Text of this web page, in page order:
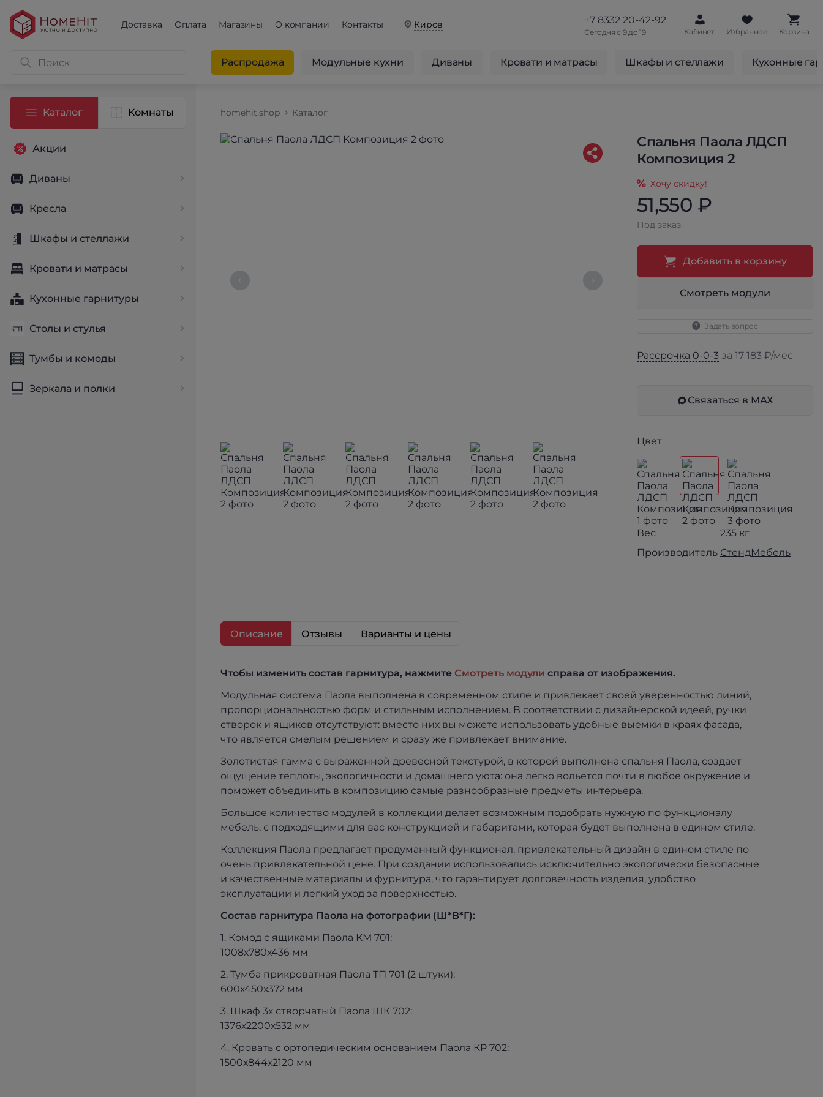
Доставка Оплата Магазины О компании Контакты Киров +7 8332 20-42-92
Сегодня с 9 до 19 Кабинет Избранное Корзина
Распродажа Модульные кухни Диваны Кровати и матрасы Шкафы и стеллажи Кухонные
Каталог Комнаты
Акции
Диваны
Кресла
Шкафы и стеллажи
Кровати и матрасы
Кухонные гарнитуры
Столы и стулья
Тумбы и комоды
Зеркала и полки
homehit.shop Каталог
Спальня Паола ЛДСП
Композиция 2
Хочу скидку!
51,550 ₽
Под заказ
Добавить в корзину
Смотреть модули
Задать вопрос
Рассрочка 0-0-3 за 17 183 ₽/мес
Связаться в МАХ
Цвет
Вес
235 кг
Производитель СтендМебель
Описание Отзывы Варианты и цены
Чтобы изменить состав гарнитура, нажмите Смотреть модули справа от изображения.
Модульная система Паола выполнена в современном стиле и привлекает своей уверенностью линий,
пропорциональностью форм и стильным исполнением. В соответствии с дизайнерской идеей, ручки
створок и ящиков отсутствуют: вместо них вы можете использовать удобные выемки в краях фасада,
что является смелым решением и сразу же привлекает внимание.
Золотистая гамма с выраженной древесной текстурой, в которой выполнена спальня Паола, создает
ощущение теплоты, экологичности и домашнего уюта: она легко вольется почти в любое окружение и
поможет объединить в композицию самые разнообразные предметы интерьера.
Большое количество модулей в коллекции делает возможным подобрать нужную по функционалу
мебель, с подходящими для вас конструкцией и габаритами, которая будет выполнена в едином стиле.
Коллекция Паола предлагает продуманный функционал, привлекательный дизайн в едином стиле по
очень привлекательной цене. При создании использовались исключительно экологически безопасные
и качественные материалы и фурнитура, что гарантирует долговечность изделия, удобство
эксплуатации и легкий уход за поверхностью.
Состав гарнитура Паола на фотографии (Ш*В*Г):
1. Комод с ящиками Паола КМ 701:
1008х780х436 мм
2. Тумба прикроватная Паола ТП 701 (2 штуки):
600х450х372 мм
3. Шкаф 3х створчатый Паола ШК 702:
1376х2200х532 мм
4. Кровать с ортопедическим основанием Паола КР 702:
1500х844х2120 мм